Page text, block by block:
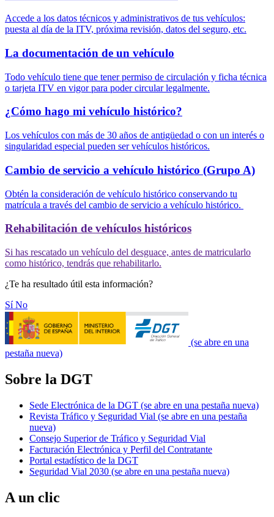
Accede a los datos técnicos y administrativos de tus vehículos:
puesta al día de la ITV, próxima revisión, datos del seguro, etc.
La documentación de un vehículo
Todo vehículo tiene que tener permiso de circulación y ficha técnica
o tarjeta ITV en vigor para poder circular legalmente.
¿Cómo hago mi vehículo histórico?
Los vehículos con más de 30 años de antigüedad o con un interés o
singularidad especial pueden ser vehículos históricos.
Cambio de servicio a vehículo histórico (Grupo A)
Obtén la consideración de vehículo histórico conservando tu
matrícula a través del cambio de servicio a vehículo histórico.
Rehabilitación de vehículos históricos
Si has rescatado un vehículo del desguace, antes de matricularlo
como histórico, tendrás que rehabilitarlo.
¿Te ha resultado útil esta información?
SíNo
(se abre en una
pestaña nueva)
Sobre la DGT
Sede Electrónica de la DGT (se abre en una pestaña nueva)
Revista Tráfico y Seguridad Vial (se abre en una pestaña
nueva)
Consejo Superior de Tráfico y Seguridad Vial
Facturación Electrónica y Perfil del Contratante
Portal estadístico de la DGT
Seguridad Vial 2030 (se abre en una pestaña nueva)
A un clic